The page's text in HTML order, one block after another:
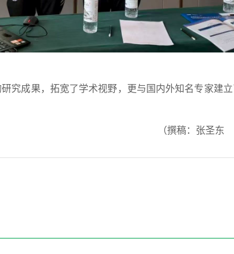
究成果，拓宽了学术视野，更与国内外知名专家建
（撰稿：张圣